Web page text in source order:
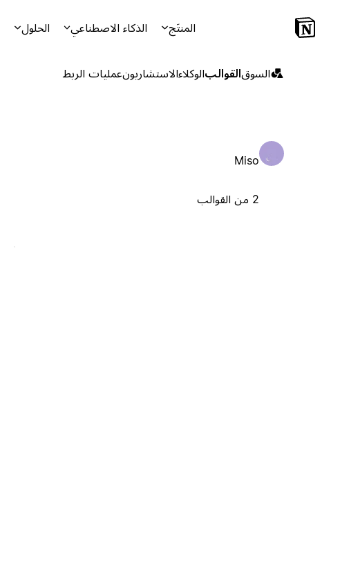
المنتَج الذكاء الاصطناعي الحلول
السوقالقوالبالوكلاءالاستشاريونعمليات الربط
Miso
2 من القوالب